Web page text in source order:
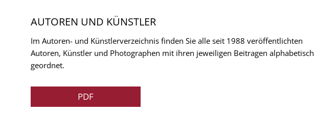
AUTOREN UND KÜNSTLER
Im Autoren- und Künstlerverzeichnis finden Sie alle seit 1988 veröffentlichten
Autoren, Künstler und Photographen mit ihren jeweiligen Beitragen alphabetisch
geordnet.
PDF